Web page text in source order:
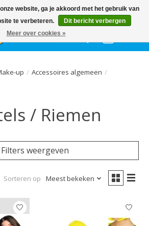
collectie feestkleding & accessoires |
| Bedrukking | Altijd gratis parkeren
Verlanglijst
up / Accessoires algemeen /
/ Riemen
Filters weergeven
Sorteren op Meest bekeken
website, ga je akkoord met het gebruik van
te verbeteren.
Dit bericht verbergen
Meer over cookies »